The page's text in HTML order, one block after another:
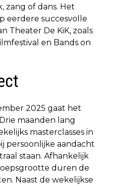
zang of dans. Het
eerdere succesvolle
Theater De KiK, zoals
en Bands on
2025 gaat het
maanden lang
masterclasses in
persoonlijke aandacht
staan. Afhankelijk
duren de
Naast de wekelijkse